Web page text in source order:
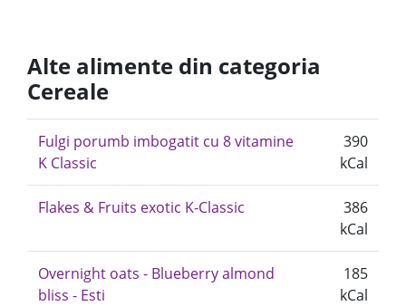
Alte alimente din categoria
Cereale
Fulgi porumb imbogatit cu 8 vitamine
K Classic
390
kCal
Flakes & Fruits exotic K-Classic
386
kCal
Overnight oats - Blueberry almond
bliss - Esti
185
kCal